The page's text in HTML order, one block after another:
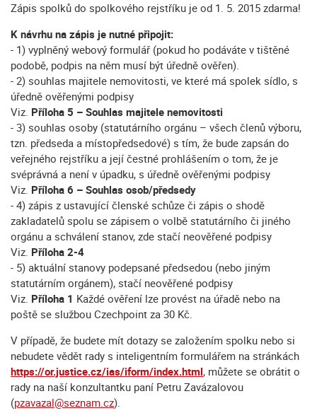
Zápis spolků do spolkového rejstříku je od 1. 5. 2015 zdarma!
K návrhu na zápis je nutné připojit:
- 1) vyplněný webový formulář (pokud ho podáváte v tištěné
podobě, podpis na něm musí být úředně ověřen).
- 2) souhlas majitele nemovitosti, ve které má spolek sídlo, s
úředně ověřenými podpisy
Viz. Příloha 5 – Souhlas majitele nemovitosti
- 3) souhlas osoby (statutárního orgánu – všech členů výboru,
tzn. předseda a místopředsedové) s tím, že bude zapsán do
veřejného rejstříku a její čestné prohlášením o tom, že je
svéprávná a není v úpadku, s úředně ověřenými podpisy
Viz. Příloha 6 – Souhlas osob/předsedy
- 4) zápis z ustavující členské schůze či zápis o shodě
zakladatelů spolu se zápisem o volbě statutárního či jiného
orgánu a schválení stanov, zde stačí neověřené podpisy
Viz. Příloha 2-4
- 5) aktuální stanovy podepsané předsedou (nebo jiným
statutárním orgánem), stačí neověřené podpisy
Viz. Příloha 1 Každé ověření lze provést na úřadě nebo na
poště se službou Czechpoint za 30 Kč.
V případě, že budete mít dotazy se založením spolku nebo si
nebudete vědět rady s inteligentním formulářem na stránkách
https://or.justice.cz/ias/iform/index.html, můžete se obrátit o
rady na naší konzultantku paní Petru Zavázalovou
(pzavazal@seznam.cz).